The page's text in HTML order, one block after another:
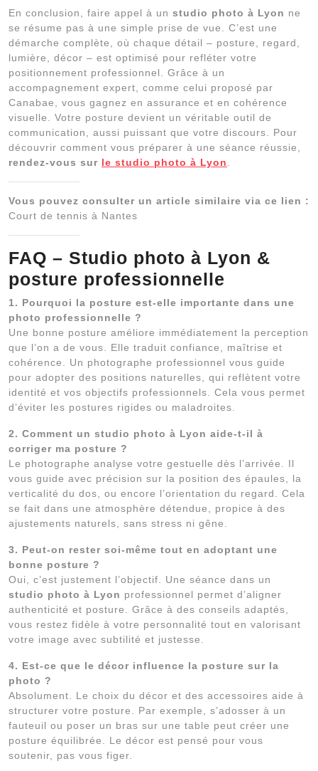
En conclusion, faire appel à un studio photo à Lyon ne
se résume pas à une simple prise de vue. C’est une
démarche complète, où chaque détail – posture, regard,
lumière, décor – est optimisé pour refléter votre
positionnement professionnel. Grâce à un
accompagnement expert, comme celui proposé par
Canabae, vous gagnez en assurance et en cohérence
visuelle. Votre posture devient un véritable outil de
communication, aussi puissant que votre discours. Pour
découvrir comment vous préparer à une séance réussie,
rendez-vous sur le studio photo à Lyon
Vous pouvez consulter un article similaire via ce lien :
Court de tennis à Nantes
FAQ – Studio photo à Lyon &
posture professionnelle
1. Pourquoi la posture est-elle importante dans une
photo professionnelle ?
Une bonne posture améliore immédiatement la perception
que l’on a de vous. Elle traduit confiance, maîtrise et
cohérence. Un photographe professionnel vous guide
pour adopter des positions naturelles, qui reflètent votre
identité et vos objectifs professionnels. Cela vous permet
d’éviter les postures rigides ou maladroites.
2. Comment un studio photo à Lyon aide-t-il à
corriger ma posture ?
Le photographe analyse votre gestuelle dès l’arrivée. Il
vous guide avec précision sur la position des épaules, la
verticalité du dos, ou encore l’orientation du regard. Cela
se fait dans une atmosphère détendue, propice à des
ajustements naturels, sans stress ni gêne.
3. Peut-on rester soi-même tout en adoptant une
bonne posture ?
Oui, c’est justement l’objectif. Une séance dans un
studio photo à Lyon professionnel permet d’aligner
authenticité et posture. Grâce à des conseils adaptés,
vous restez fidèle à votre personnalité tout en valorisant
votre image avec subtilité et justesse.
4. Est-ce que le décor influence la posture sur la
photo ?
Absolument. Le choix du décor et des accessoires aide à
structurer votre posture. Par exemple, s’adosser à un
fauteuil ou poser un bras sur une table peut créer une
posture équilibrée. Le décor est pensé pour vous
soutenir, pas vous figer.